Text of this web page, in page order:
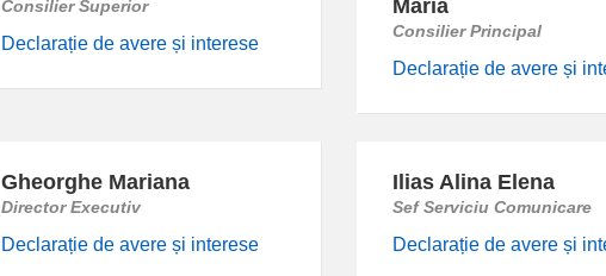
Consilier Superior
Declarație de avere și interese
Maria
Consilier Principal
Declarație de avere și
Gheorghe Mariana
Director Executiv
Declarație de avere și interese
Ilias Alina Elena
Sef Serviciu Comunicare
Declarație de avere și